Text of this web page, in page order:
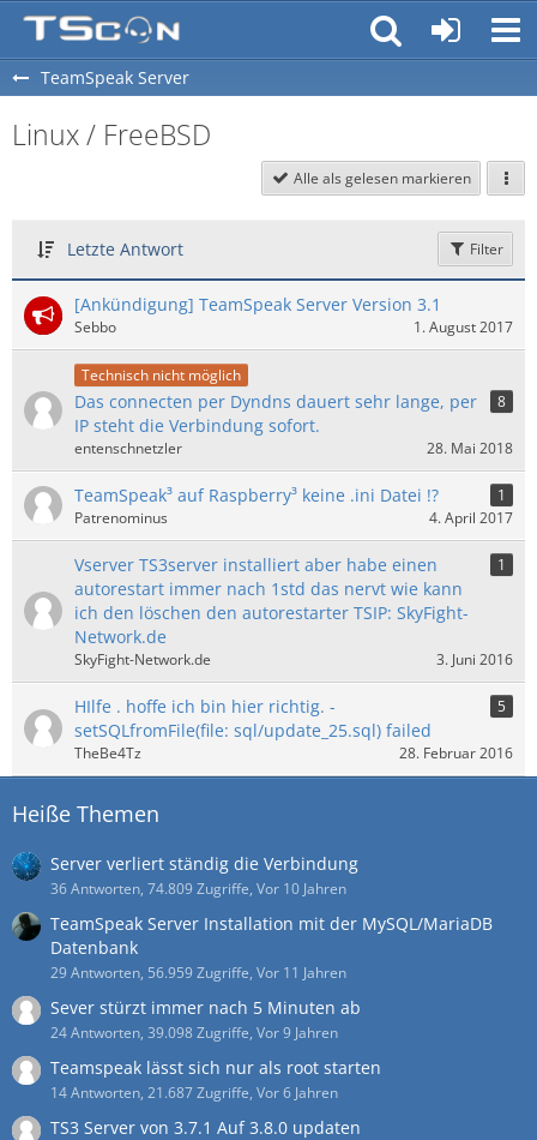
TeamSpeak Server
Linux / FreeBSD
Alle als gelesen markieren
Letzte Antwort Filter
[Ankündigung] TeamSpeak Server Version 3.1
Sebbo 1. August 2017
Technisch nicht möglich
Das connecten per Dyndns dauert sehr lange, per
IP steht die Verbindung sofort.
8
entenschnetzler 28. Mai 2018
TeamSpeak³ auf Raspberry³ keine .ini Datei !?
1
Patrenominus
4. April 2017
Vserver TS3server installiert aber habe einen
autorestart immer nach 1std das nervt wie kann
ich den löschen den autorestarter TSIP: SkyFight-
Network.de
1
SkyFight-Network.de 3. Juni 2016
HIlfe . hoffe ich bin hier richtig. -
setSQLfromFile(file: sql/update_25.sql) failed
5
TheBe4Tz 28. Februar 2016
Heiße Themen
Server verliert ständig die Verbindung
36 Antworten, 74.809 Zugriffe, Vor 10 Jahren
TeamSpeak Server Installation mit der MySQL/MariaDB
Datenbank
29 Antworten, 56.959 Zugriffe, Vor 11 Jahren
Sever stürzt immer nach 5 Minuten ab
24 Antworten, 39.098 Zugriffe, Vor 9 Jahren
Teamspeak lässt sich nur als root starten
14 Antworten, 21.687 Zugriffe, Vor 6 Jahren
TS3 Server von 3.7.1 Auf 3.8.0 updaten